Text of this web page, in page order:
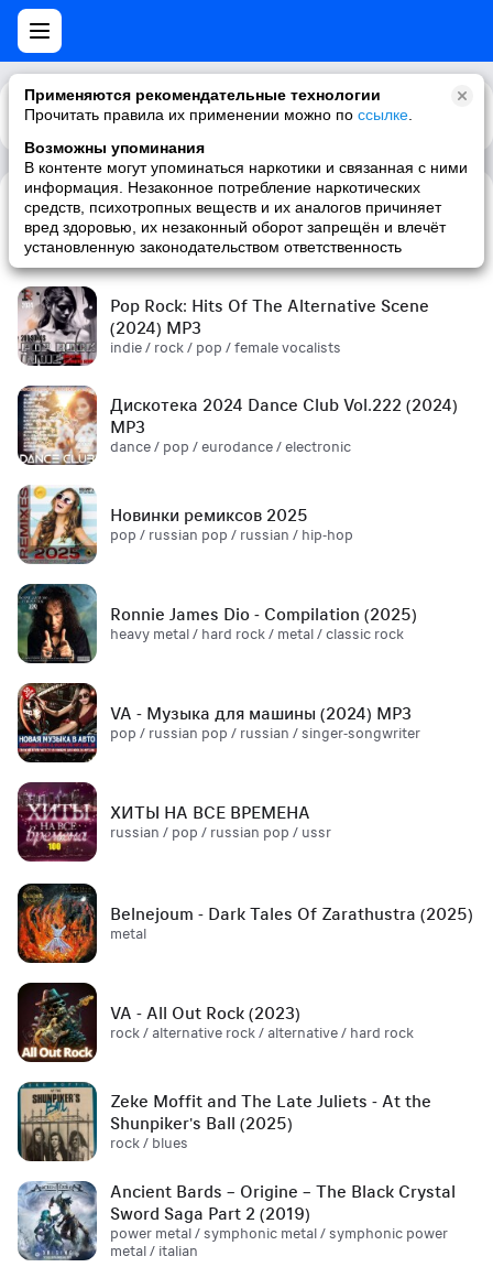
Применяются рекомендательные технологии
Прочитать правила их применении можно по ссылке
Возможны упоминания
В контенте могут упоминаться наркотики и связанная с ними
информация. Незаконное потребление наркотических
средств, психотропных веществ и их аналогов причиняет
вред здоровью, их незаконный оборот запрещён и влечёт
установленную законодательством ответственность
Каталог Рекомендации
Сборник! '90s (2024) MP3
pop / russian pop / russian / '90s
Pop Rock: Hits Of The Alternative Scene
(2024) MP3
indie / rock / pop / female vocalists
Дискотека 2024 Dance Club Vol.222 (2024)
MP3
dance / pop / eurodance / electronic
Новинки ремиксов 2025
pop / russian pop / russian / hip-hop
Ronnie James Dio - Compilation (2025)
heavy metal / hard rock / metal / classic rock
VA - Музыка для машины (2024) MP3
pop / russian pop / russian / singer-songwriter
ХИТЫ НА ВСЕ ВРЕМЕНА
russian / pop / russian pop / ussr
Belnejoum - Dark Tales Of Zarathustra (2025)
metal
VA - All Out Rock (2023)
rock / alternative rock / alternative / hard rock
Zeke Moffit and The Late Juliets - At the
Shunpiker's Ball (2025)
rock / blues
Ancient Bards – Origine – The Black Crystal
Sword Saga Part 2 (2019)
power metal / symphonic metal / symphonic power
metal / italian